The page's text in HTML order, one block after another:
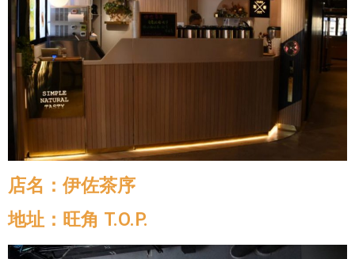
店名：伊佐茶序
地址：旺角 T.O.P.